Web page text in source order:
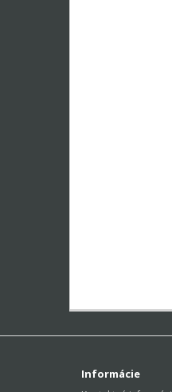
Informácie